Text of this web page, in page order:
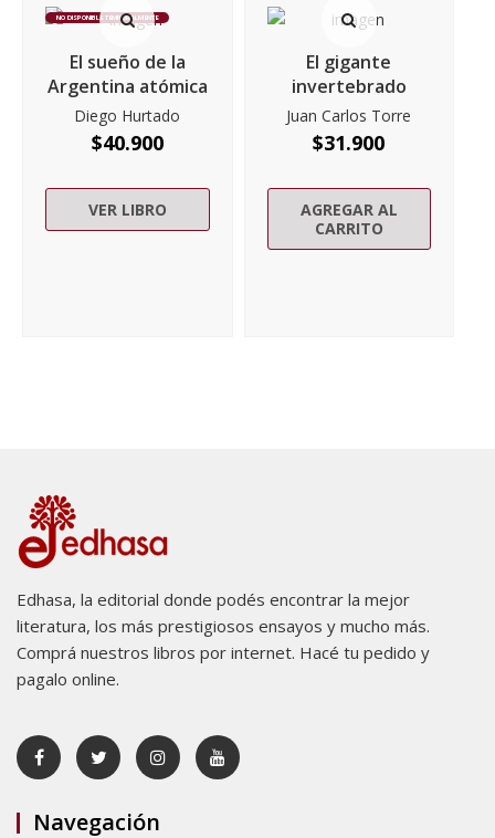
NO DISPONIBLE TEMPORALMENTE
El sueño de la
Argentina atómica
Diego Hurtado
$40.900
VER LIBRO
El gigante
invertebrado
Juan Carlos Torre
$31.900
AGREGAR AL
CARRITO
Edhasa, la editorial donde podés encontrar la mejor
literatura, los más prestigiosos ensayos y mucho más.
Comprá nuestros libros por internet. Hacé tu pedido y
pagalo online.
Navegación